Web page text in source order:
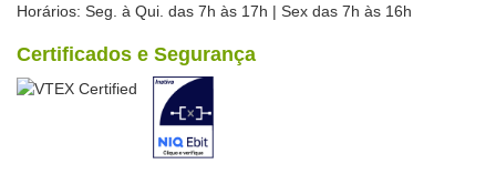
Horários: Seg. à Qui. das 7h às 17h | Sex das 7h às 16h
Certificados e Segurança